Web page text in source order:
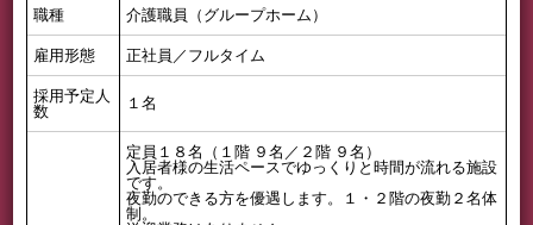
職種
介護職員（グループホーム）
雇用形態
正社員／フルタイム
採用予定人
数 １名
定員１８名（１階 ９名／２階 ９名）
入居者様の生活ペースでゆっくりと時間が流れる施設
です。
夜勤のできる方を優遇します。１・２階の夜勤２名体
制。